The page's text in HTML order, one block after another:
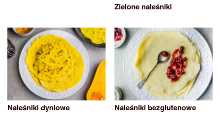
Zielone naleśniki
Naleśniki dyniowe Naleśniki bezglutenowe